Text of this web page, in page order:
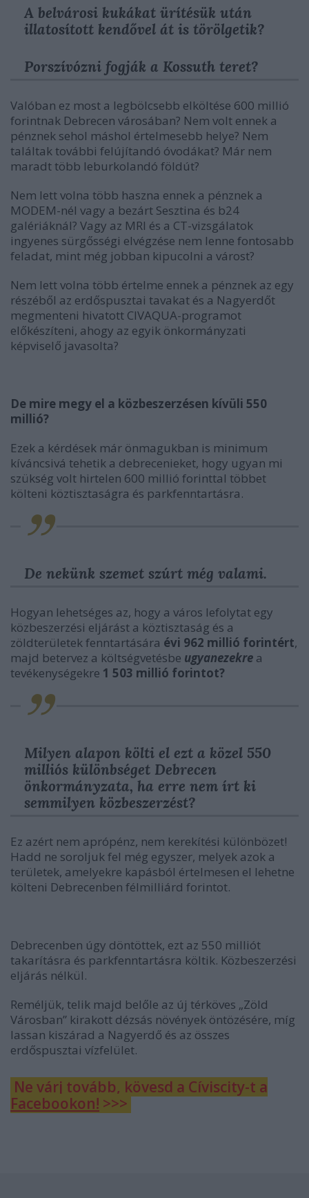
A belvárosi kukákat ürítésük után
illatosított kendővel át is törölgetik?
Porszívózni fogják a Kossuth teret?
Valóban ez most a legbölcsebb elköltése 600 millió
forintnak Debrecen városában? Nem volt ennek a
pénznek sehol máshol értelmesebb helye? Nem
találtak további felújítandó óvodákat? Már nem
maradt több leburkolandó földút?
Nem lett volna több haszna ennek a pénznek a
MODEM-nél vagy a bezárt Sesztina és b24
galériáknál? Vagy az MRI és a CT-vizsgálatok
ingyenes sürgősségi elvégzése nem lenne fontosabb
feladat, mint még jobban kipucolni a várost?
Nem lett volna több értelme ennek a pénznek az egy
részéből az erdőspusztai tavakat és a Nagyerdőt
megmenteni hivatott CIVAQUA-programot
előkészíteni, ahogy az egyik önkormányzati
képviselő javasolta?
De mire megy el a közbeszerzésen kívüli 550
millió?
Ezek a kérdések már önmagukban is minimum
kíváncsivá tehetik a debrecenieket, hogy ugyan mi
szükség volt hirtelen 600 millió forinttal többet
költeni köztisztaságra és parkfenntartásra.
De nekünk szemet szúrt még valami.
Hogyan lehetséges az, hogy a város lefolytat egy
közbeszerzési eljárást a köztisztaság és a
zöldterületek fenntartására évi 962 millió forintért,
majd betervez a költségvetésbe ugyanezekre a
tevékenységekre 1 503 millió forintot?
Milyen alapon költi el ezt a közel 550
milliós különbséget Debrecen
önkormányzata, ha erre nem írt ki
semmilyen közbeszerzést?
Ez azért nem aprópénz, nem kerekítési különbözet!
Hadd ne soroljuk fel még egyszer, melyek azok a
területek, amelyekre kapásból értelmesen el lehetne
költeni Debrecenben félmilliárd forintot.
Debrecenben úgy döntöttek, ezt az 550 milliót
takarításra és parkfenntartásra költik. Közbeszerzési
eljárás nélkül.
Reméljük, telik majd belőle az új térköves „Zöld
Városban” kirakott dézsás növények öntözésére, míg
lassan kiszárad a Nagyerdő és az összes
erdőspusztai vízfelület.
Ne várj tovább, kövesd a Cíviscity-t a
Facebookon! >>>